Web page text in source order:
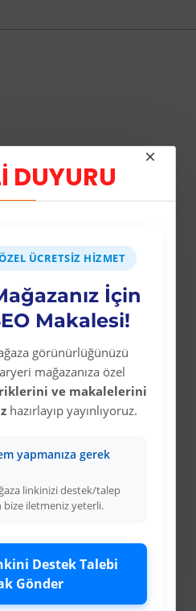
DUYURU
ÜCRETSIZ HIZMET
İçin
Makalesi!
görünürlüğünüzü
mağazanıza özel
ve makalelerini
hazırlayıp yayınlıyoruz.
yapmanıza gerek
linkinizi destek/talep
iletmeniz yeterli.
Destek Talebi
Gönder
Eğitimleri